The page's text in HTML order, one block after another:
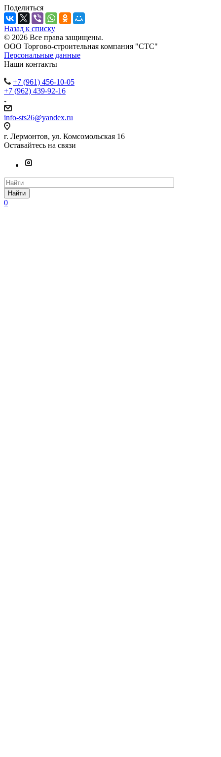
Поделиться
Назад к списку
© 2026 Все права защищены.
ООО Торгово-строительная компания "СТС"
Персональные данные
Наши контакты
+7 (961) 456-10-05
+7 (962) 439-92-16
info-sts26@yandex.ru
г. Лермонтов, ул. Комсомольская 16
Оставайтесь на связи
Найти
0